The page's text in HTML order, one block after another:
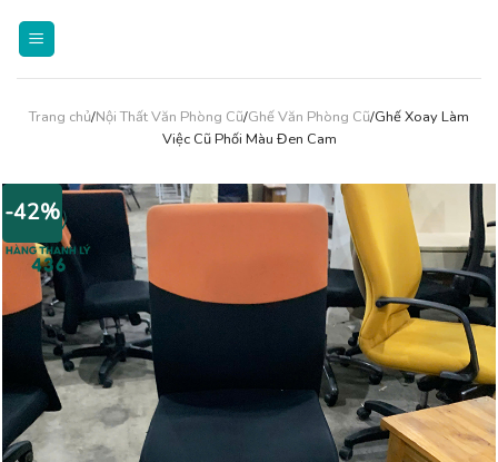
Trang chủ/Nội Thất Văn Phòng Cũ/Ghế Văn Phòng Cũ/Ghế Xoay Làm
Việc Cũ Phối Màu Đen Cam
-42%